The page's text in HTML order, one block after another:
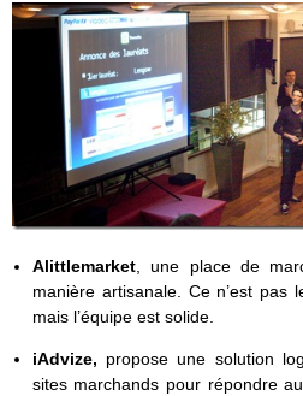
Alittlemarket, une place de
manière artisanale. Ce n’est pas
mais l’équipe est solide.
iAdvize, propose une solution
sites marchands pour répondre